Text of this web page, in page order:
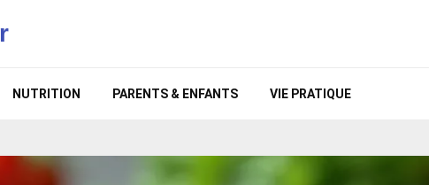
NUTRITION PARENTS & ENFANTS VIE PRATIQUE